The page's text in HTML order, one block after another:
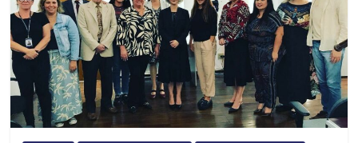
Estância
Turística
Guaratinguetá